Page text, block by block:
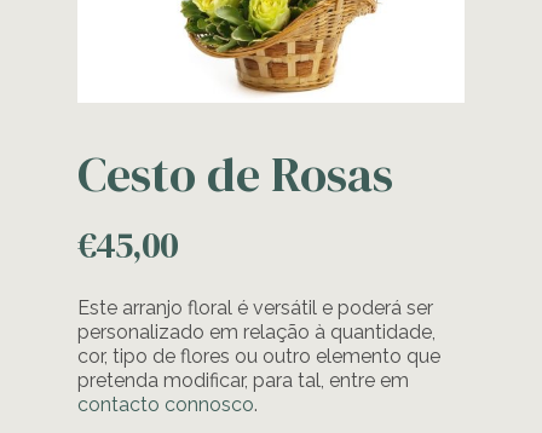
Cesto de Rosas
€45,00
Este arranjo floral é versátil e poderá ser
personalizado em relação à quantidade,
cor, tipo de flores ou outro elemento que
pretenda modificar, para tal, entre em
contacto connosco.